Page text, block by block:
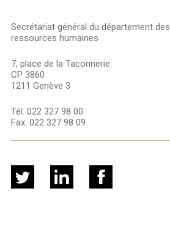
Secrétariat général du département
ressources humaines
7, place de la Taconnerie
CP 3860
1211 Genève 3
Tél: 022 327 98 00
Fax: 022 327 98 09